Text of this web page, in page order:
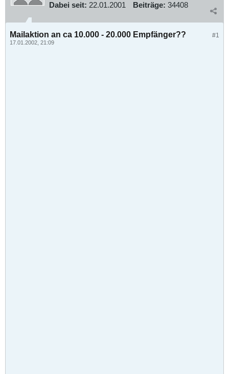
Dabei seit: 22.01.2001 Beiträge: 34408
#1
Mailaktion an ca 10.000 - 20.000 Empfänger??
17.01.2002, 21:09